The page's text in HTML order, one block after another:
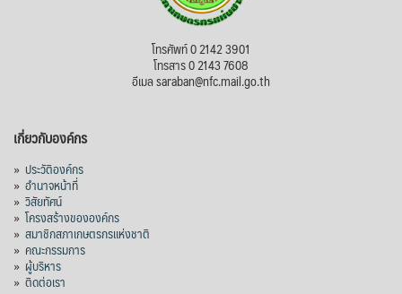
โทรศัพท์ 0 2142 3901
โทรสาร 0 2143 7608
อีเมล saraban@nfc.mail.go.th
เกี่ยวกับองค์กร
» ประวัติองค์กร
» อำนาจหน้าที่
» วิสัยทัศน์
» โครงสร้างขององค์กร
» สมาชิกสภาเกษตรกรแห่งชาติ
» คณะกรรมการ
» ผู้บริหาร
» ติดต่อเรา